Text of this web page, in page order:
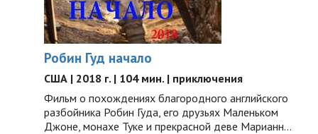
Робин Гуд начало
США | 2018 г. | 104 мин. | приключения
Фильм о похождениях благородного английского
разбойника Робин Гуда, его друзьях Маленьком
Джоне, монахе Туке и прекрасной деве Марианн…